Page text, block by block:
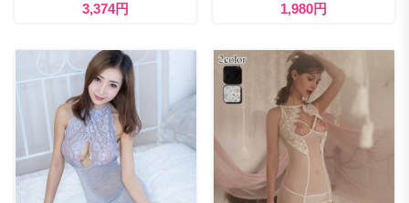
3,374円 1,980円